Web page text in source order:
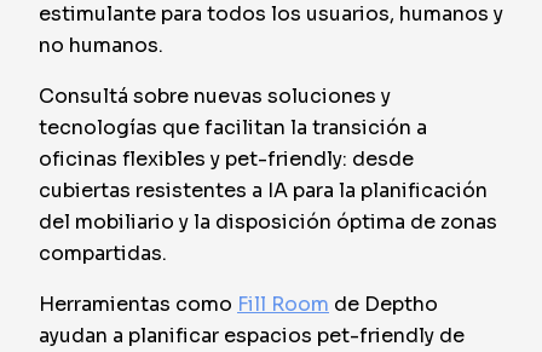
estimulante para todos los usuarios, humanos y
no humanos.
Consultá sobre nuevas soluciones y
tecnologías que facilitan la transición a
oficinas flexibles y pet-friendly: desde
cubiertas resistentes a IA para la planificación
del mobiliario y la disposición óptima de zonas
compartidas.
Herramientas como Fill Room de Deptho
ayudan a planificar espacios pet-friendly de